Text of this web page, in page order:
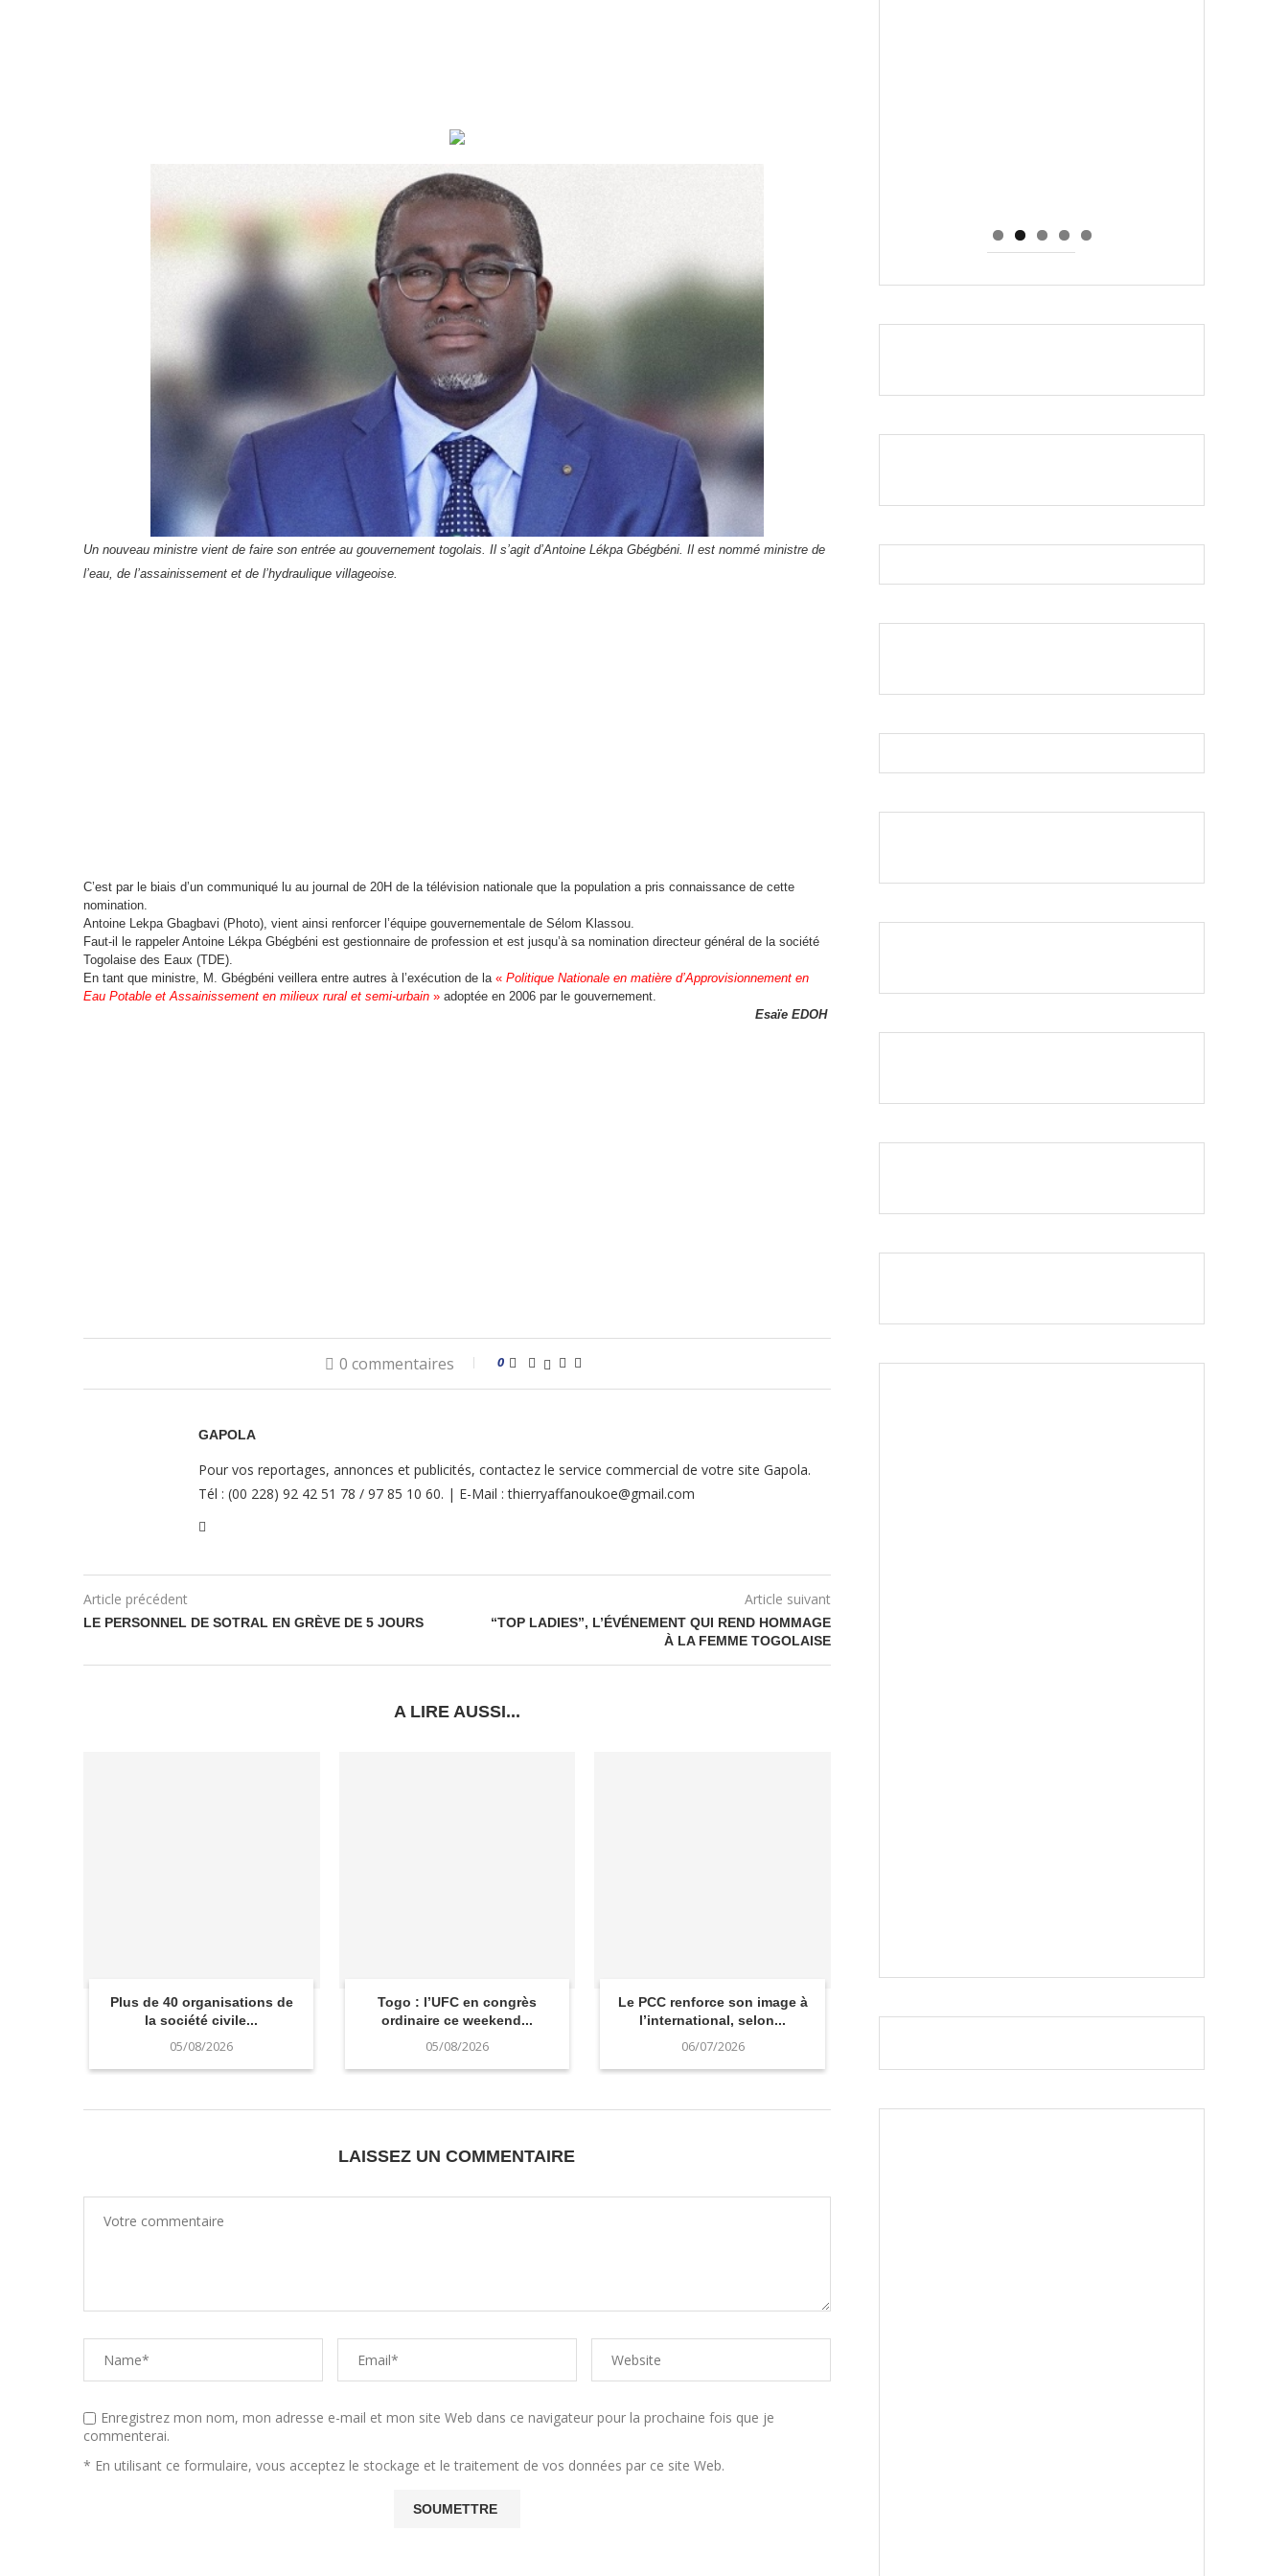
Un nouveau ministre vient de faire son entrée au gouvernement togolais. Il s’agit d’Antoine Lékpa Gbégbéni. Il est nommé ministre de
l’eau, de l’assainissement et de l’hydraulique villageoise.
C’est par le biais d’un communiqué lu au journal de 20H de la télévision nationale que la population a pris connaissance de cette
nomination.
Antoine Lekpa Gbagbavi (Photo), vient ainsi renforcer l’équipe gouvernementale de Sélom Klassou.
Faut-il le rappeler Antoine Lékpa Gbégbéni est gestionnaire de profession et est jusqu’à sa nomination directeur général de la société
Togolaise des Eaux (TDE).
En tant que ministre, M. Gbégbéni veillera entre autres à l’exécution de la « Politique Nationale en matière d’Approvisionnement en
Eau Potable et Assainissement en milieux rural et semi-urbain » adoptée en 2006 par le gouvernement.
Esaïe EDOH
0 commentaires 0
GAPOLA
Pour vos reportages, annonces et publicités, contactez le service commercial de votre site Gapola.
Tél : (00 228) 92 42 51 78 / 97 85 10 60. | E-Mail : thierryaffanoukoe@gmail.com
Article précédent
LE PERSONNEL DE SOTRAL EN GRÈVE DE 5 JOURS
Article suivant
“TOP LADIES”, L’ÉVÉNEMENT QUI REND HOMMAGE
À LA FEMME TOGOLAISE
A LIRE AUSSI...
Plus de 40 organisations de
la société civile...
05/08/2026
Togo : l’UFC en congrès
ordinaire ce weekend...
05/08/2026
Le PCC renforce son image à
l’international, selon...
06/07/2026
LAISSEZ UN COMMENTAIRE
Enregistrez mon nom, mon adresse e-mail et mon site Web dans ce navigateur pour la prochaine fois que je
commenterai.
* En utilisant ce formulaire, vous acceptez le stockage et le traitement de vos données par ce site Web.